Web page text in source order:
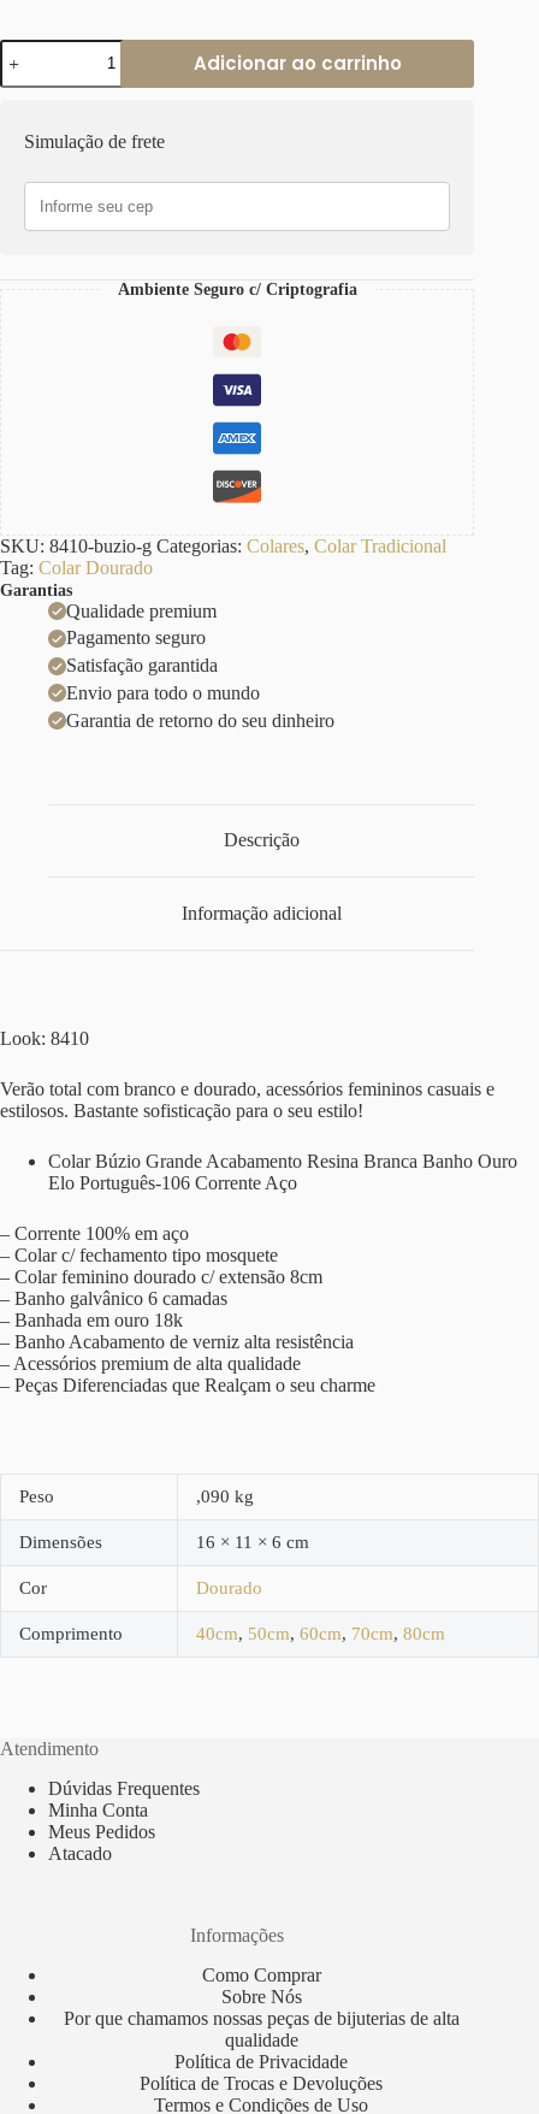
Colar
Búzio
Grande
Branca
Ouro
Português-
Adicionar ao carrinho
Simulação de frete
Ambiente Seguro c/ Criptografia
SKU: 8410-buzio-g Categorias: Colares, Colar Tradicional
Tag: Colar Dourado
Garantias
Qualidade premium
Pagamento seguro
Satisfação garantida
Envio para todo o mundo
Garantia de retorno do seu dinheiro
Descrição
Informação adicional
Look: 8410
Verão total com branco e dourado, acessórios femininos casuais e
estilosos. Bastante sofisticação para o seu estilo!
Colar Búzio Grande Acabamento Resina Branca Banho Ouro
Elo Português-106 Corrente Aço
– Corrente 100% em aço
– Colar c/ fechamento tipo mosquete
– Colar feminino dourado c/ extensão 8cm
– Banho galvânico 6 camadas
– Banhada em ouro 18k
– Banho Acabamento de verniz alta resistência
– Acessórios premium de alta qualidade
– Peças Diferenciadas que Realçam o seu charme
Peso ,090 kg
Dimensões 16 × 11 × 6 cm
Cor Dourado
Comprimento 40cm, 50cm, 60cm, 70cm, 80cm
Atendimento
Dúvidas Frequentes
Minha Conta
Meus Pedidos
Atacado
Informações
Como Comprar
Sobre Nós
Por que chamamos nossas peças de bijuterias de alta
qualidade
Política de Privacidade
Política de Trocas e Devoluções
Termos e Condições de Uso